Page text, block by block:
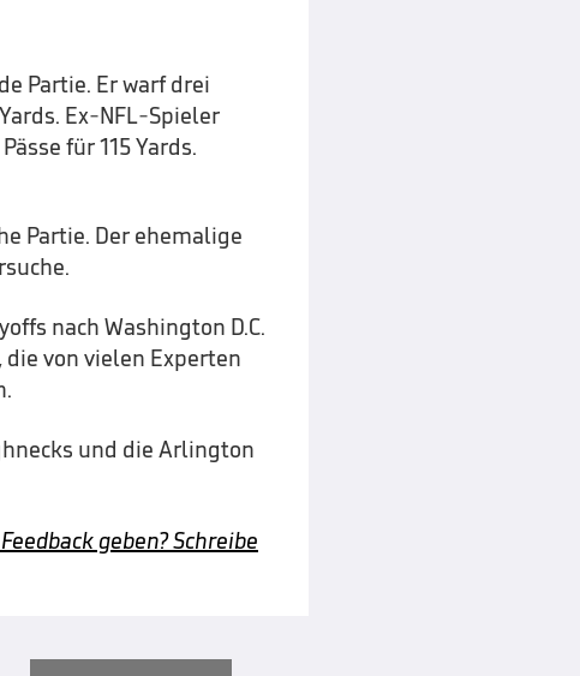
Partie. Er warf drei
Ex-NFL-Spieler
für 115 Yards.
Partie. Der ehemalige
nach Washington D.C.
von vielen Experten
und die Arlington
geben? Schreibe